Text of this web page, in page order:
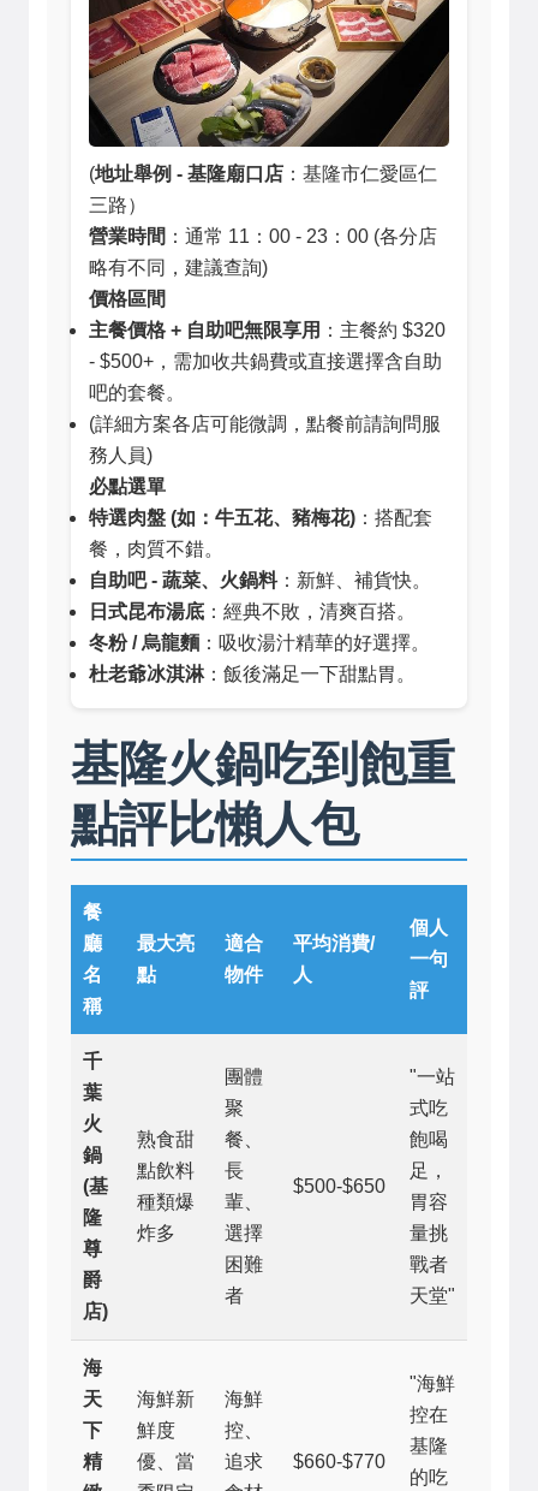
(地址舉例 - 基隆廟口店 ：基隆市仁愛區仁
三路）
營業時間 ：通常 11：00 - 23：00 (各分店
略有不同，建議查詢)
價格區間
主餐價格 + 自助吧無限享用 ：主餐約 $320
- $500+，需加收共鍋費或直接選擇含自助
吧的套餐。
(詳細方案各店可能微調，點餐前請詢問服
務人員)
必點選單
特選肉盤 (如：牛五花、豬梅花) ：搭配套
餐，肉質不錯。
自助吧 - 蔬菜、火鍋料：新鮮、補貨快。
日式昆布湯底 ：經典不敗，清爽百搭。
冬粉 / 烏龍麵 ：吸收湯汁精華的好選擇。
杜老爺冰淇淋：飯後滿足一下甜點胃。
基隆火鍋吃到飽重
點評比懶人包
餐
廳
名
稱
最大亮
點
適合
物件
平均消費/
人
個人
一句
評
千
葉
火
鍋
(基
隆
尊
爵
店)
熟食甜
點飲料
種類爆
炸多
團體
聚
餐、
長
輩、
選擇
困難
者
$500-$650
"一站
式吃
飽喝
足，
胃容
量挑
戰者
天堂"
海
天
下
精
海鮮新
鮮度
優、當
海鮮
控、
追求
$660-$770
"海鮮
控在
基隆
的吃